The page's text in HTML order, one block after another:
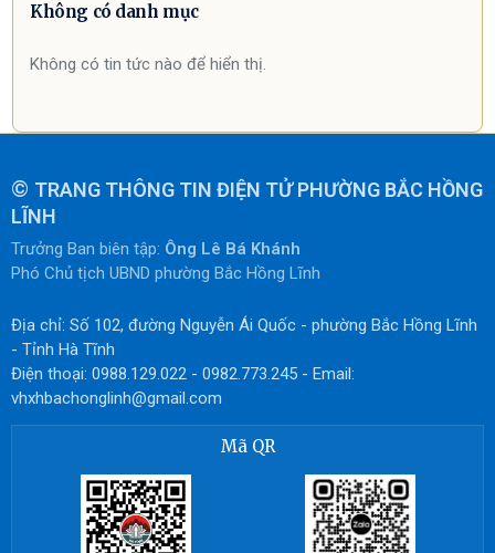
Không có danh mục
Không có tin tức nào để hiển thị.
© TRANG THÔNG TIN ĐIỆN TỬ PHƯỜNG BẮC HỒNG
LĨNH
Trưởng Ban biên tập: Ông Lê Bá Khánh
Phó Chủ tịch UBND phường Bắc Hồng Lĩnh
Địa chỉ: Số 102, đường Nguyễn Ái Quốc - phường Bắc Hồng Lĩnh
- Tỉnh Hà Tĩnh
Điện thoại: 0988.129.022 - 0982.773.245 - Email:
vhxhbachonglinh@gmail.com
Mã QR